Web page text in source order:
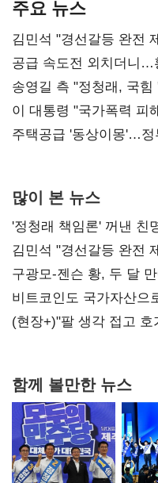
주요 뉴스
김민석 "경선갈등 완전
사과부터"
공급 속도전 외치더니…
리모델링' 제안
송영길 측 "정청래, 국
총선 지휘 못해"
이 대통령 "국가폭력 피
진실 밝혀야"
주택공급 '동상이몽'…정
많이 본 뉴스
'정청래 책임론' 꺼낸 친
때리기
김민석 "경선갈등 완전
사과부터"
구광모-젠슨 황, 두 달
비트코인도 국가자산으
숙제
(현장+)"팔 생각 접고
함께 볼만한 뉴스